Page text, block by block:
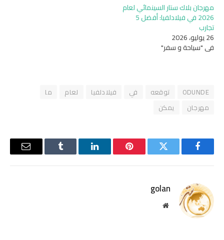
مهرجان بلاك ستار السينمائي لعام
2026 في فيلادلفيا: أفضل 5
تجارب
26 يوليو، 2026
في "سياحة و سفر"
ODUNDE توقعه في فيلادلفيا لعام
ما
مهرجان
يمكن
فيسبوك تويتر بينتيريستلينكدإن Tumblr
البريد
golan
موقع